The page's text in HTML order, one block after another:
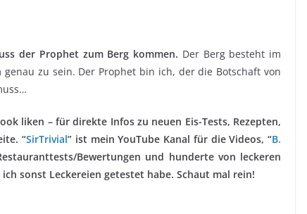
der Prophet zum Berg kommen. Der Berg besteht im
genau zu sein. Der Prophet bin ich, der die Botschaft von
liken – für direkte Infos zu neuen Eis-Tests, Rezepten,
“SirTrivial” ist mein YouTube Kanal für die Videos, “B.
Bewertungen und hunderte von leckeren
sonst Leckereien getestet habe. Schaut mal rein!